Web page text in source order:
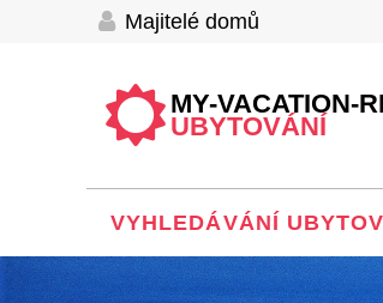
Majitelé domů
MY-VACATION-
UBYTOVÁNÍ
VYHLEDÁVÁNÍ